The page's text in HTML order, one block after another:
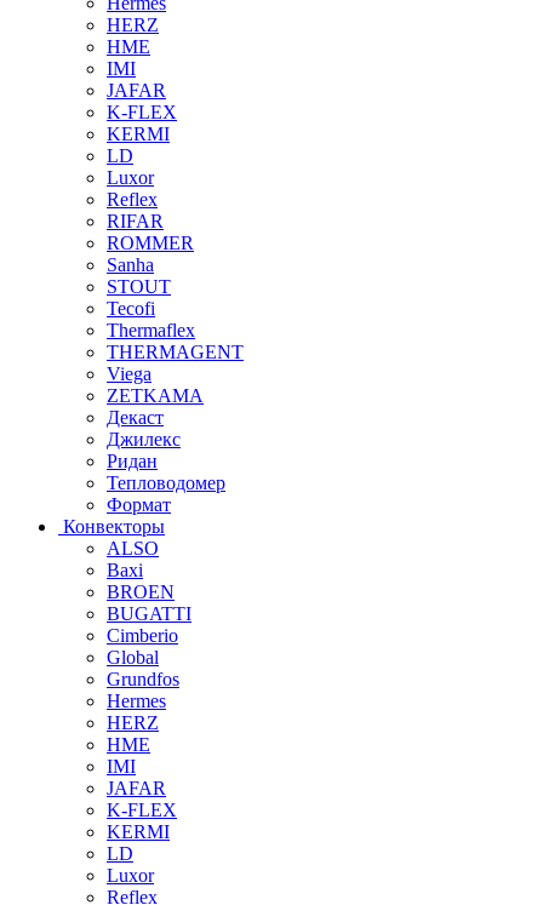
HERZ
HME
IMI
JAFAR
K-FLEX
KERMI
LD
Luxor
Reflex
RIFAR
ROMMER
Sanha
STOUT
Tecofi
Thermaflex
THERMAGENT
Viega
ZETKAMA
Декаст
Джилекс
Ридан
Тепловодомер
Формат
Конвекторы
ALSO
Baxi
BROEN
BUGATTI
Cimberio
Global
Grundfos
Hermes
HERZ
HME
IMI
JAFAR
K-FLEX
KERMI
LD
Luxor
Reflex